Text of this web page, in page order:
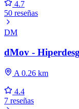
4.7
50 reseñas
DM
dMov -
A 0.26 km
4.4
7 reseñas